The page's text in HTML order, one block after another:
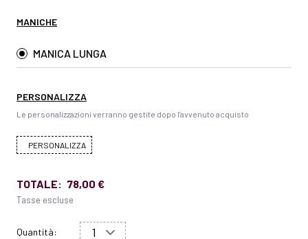
MANICHE
MANICA LUNGA
PERSONALIZZA
Le personalizzazioni verranno gestite dopo l'avvenuto acquisto
PERSONALIZZA
TOTALE: 78,00 €
Tasse escluse
Quantità: